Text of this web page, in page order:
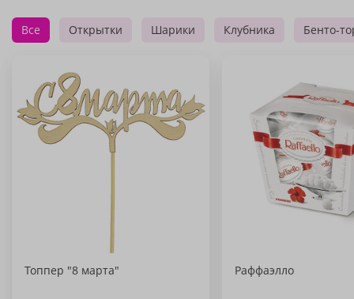
Все Открытки Шарики Клубника Бенто-
Топпер "8 марта" Раффаэлло